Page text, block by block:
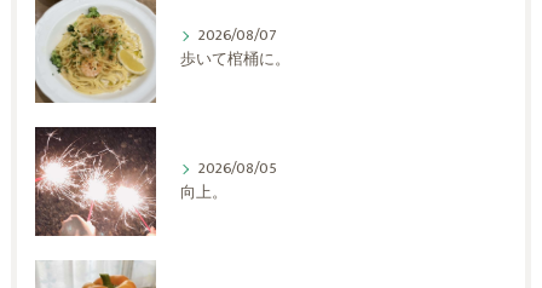
2026/08/07
歩いて棺桶に。
2026/08/05
向上。